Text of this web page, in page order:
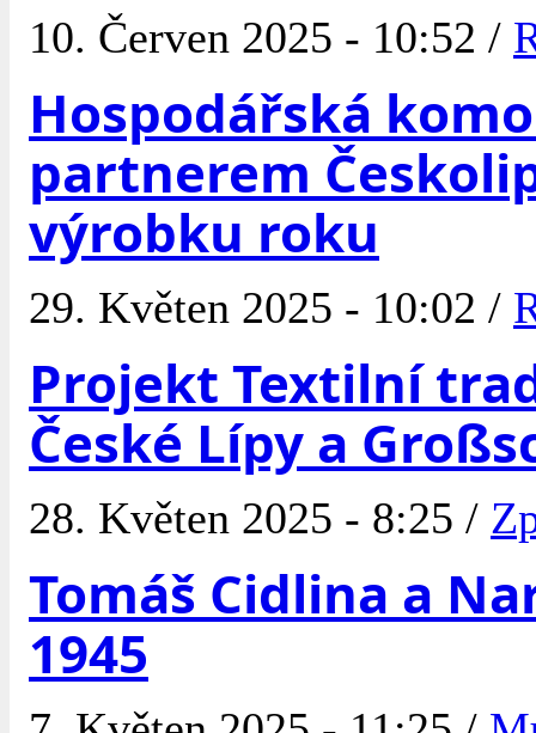
10. Červen 2025 - 10:52 /
Hospodářská
partnerem
výrobku roku
29. Květen 2025 - 10:02 /
Projekt Textilní
České Lípy a
28. Květen 2025 - 8:25 /
Tomáš Cidlina a
1945